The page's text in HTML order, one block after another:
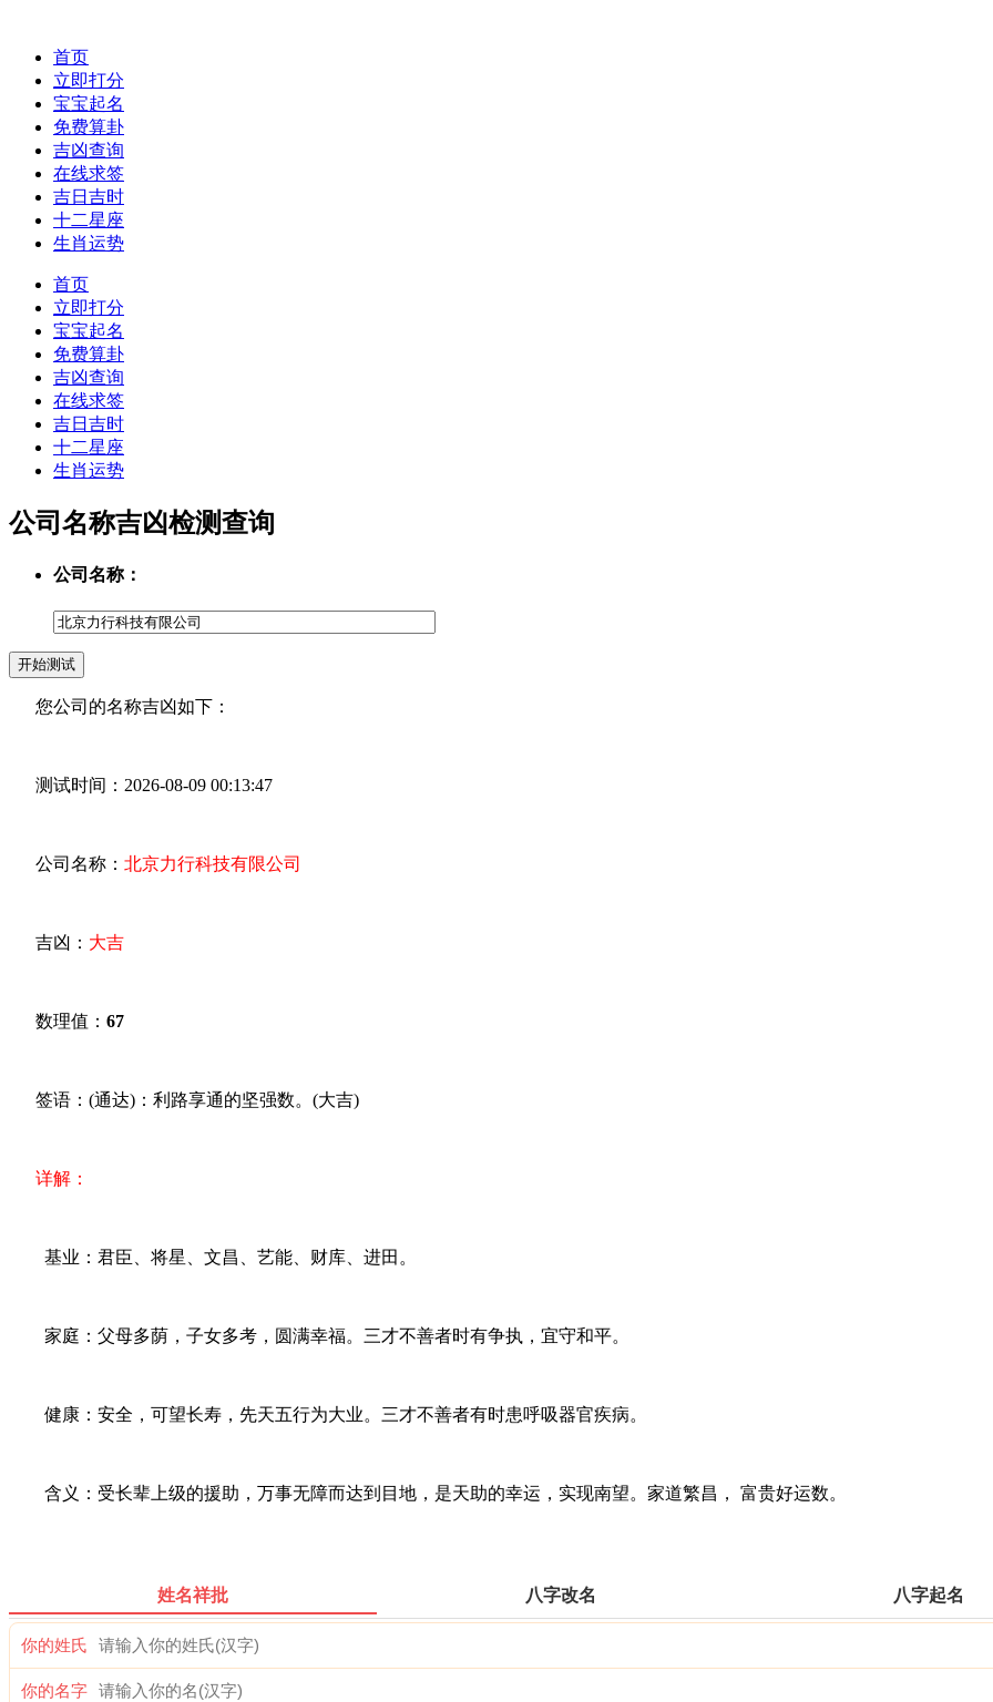
首页
立即打分
宝宝起名
免费算卦
吉凶查询
在线求签
吉日吉时
十二星座
生肖运势
首页
立即打分
宝宝起名
免费算卦
吉凶查询
在线求签
吉日吉时
十二星座
生肖运势
公司名称吉凶检测查询
公司名称：
您公司的名称吉凶如下：
测试时间：2026-08-09 00:13:47
公司名称： 北京力行科技有限公司
吉凶： 大吉
数理值： 67
签语：(通达)：利路享通的坚强数。(大吉)
详解：
基业：君臣、将星、文昌、艺能、财库、进田。
家庭：父母多荫，子女多考，圆满幸福。三才不善者时有争执，宜守和平。
健康：安全，可望长寿，先天五行为大业。三才不善者有时患呼吸器官疾病。
含义：受长辈上级的援助，万事无障而达到目地，是天助的幸运，实现南望。家道繁昌， 富贵好运数。
姓名祥批 八字改名 八字起名
你的姓氏
你的名字